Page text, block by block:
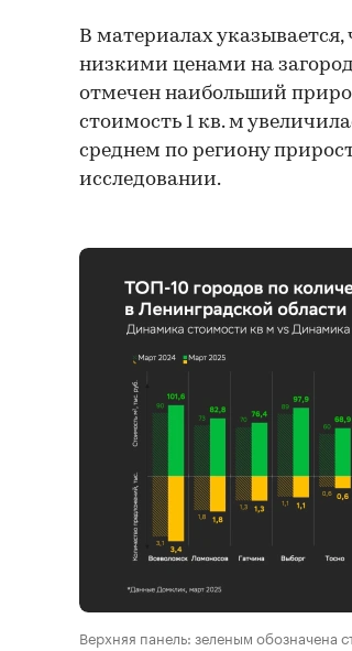
В материалах указывается,
низкими ценами на
отмечен наибольший
стоимость 1 кв. м
среднем по региону
исследовании.
Верхняя панель: зеленым обозначена